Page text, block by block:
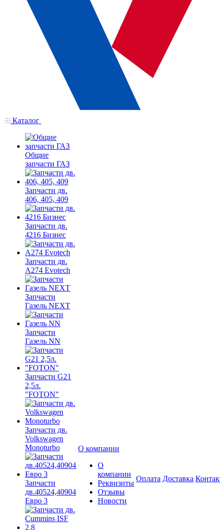
Каталог
Общие
запчасти ГАЗ
Запчасти дв.
406, 405, 409
Запчасти дв.
4216 Бизнес
Запчасти дв.
A274 Evotech
Запчасти
Газель NEXT
Запчасти
Газель NN
Запчасти G21
2,5л.
"FOTON"
Запчасти дв.
Volkswagen
Monoturbo
Запчасти
дв.40524,40904
Евро 3
О компании
О
компании
Реквизиты
Отзывы
Новости
Оплата Доставка